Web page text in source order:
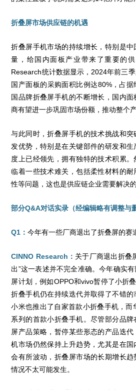
折叠屏市场供应链的机遇
折叠屏手机市场的持续增长，特别是
量，给国内面板产业带来了重要的
Research统计数据显示，2024年前三
国产面板的采购面积比例达80%，占
国品牌折叠屏手机的不断增长，国内
商有望进一步巩固市场份额，推动整个
与此同时，折叠屏手机的技术挑战和
发优势，特别是在关键部件的研发和
度上已经领先，拥有独特的技术积累
临着一些技术难关，包括柔性材料的
性等问题，这也是供应链企业需要解决
部分Q&A对话实录（经编辑略有调整与
Q1：今年有一些厂商退出了折叠屏的赛
CINNO Research： 关于厂商退出折叠
出”这一表述并不完全准确。今年确实
屏计划，例如OPPO和vivo暂停了小折
折叠手机仍在持续迭代并取得了不错
小米也推出了自家首款小折叠手机，而
系列的首款小折叠手机。尽管部分品
屏产品策略，暂停某些形态的产品迭
机市场仍然保持上升趋势，尤其是在
会有所波动，折叠屏市场的长期增长
情况不太可能发生。